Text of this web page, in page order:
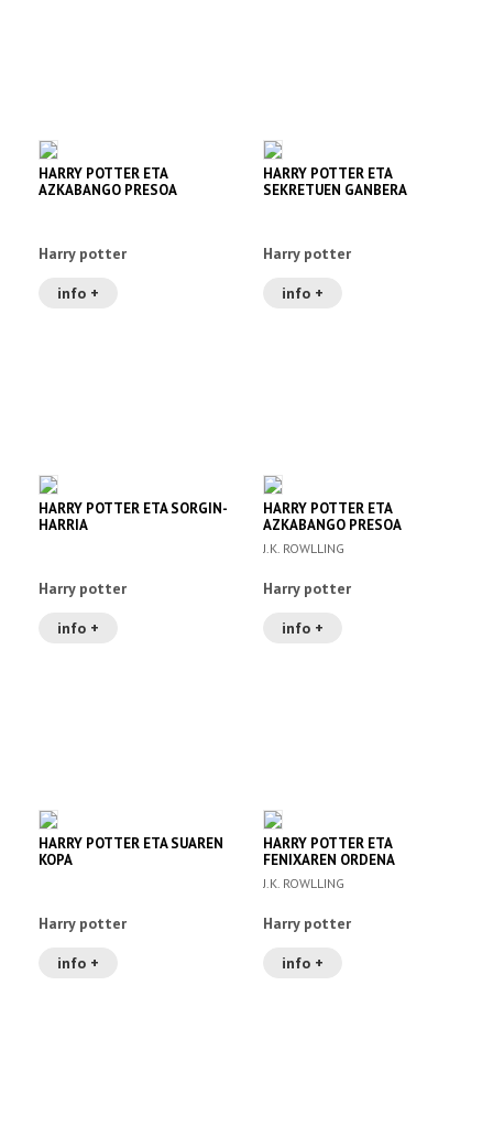
HARRY POTTER ETA
AZKABANGO PRESOA
Harry potter
info +
HARRY POTTER ETA
SEKRETUEN GANBERA
Harry potter
info +
HARRY POTTER ETA SORGIN-
HARRIA
Harry potter
info +
HARRY POTTER ETA
AZKABANGO PRESOA
J.K. ROWLLING
Harry potter
info +
HARRY POTTER ETA SUAREN
KOPA
Harry potter
info +
HARRY POTTER ETA
FENIXAREN ORDENA
J.K. ROWLLING
Harry potter
info +